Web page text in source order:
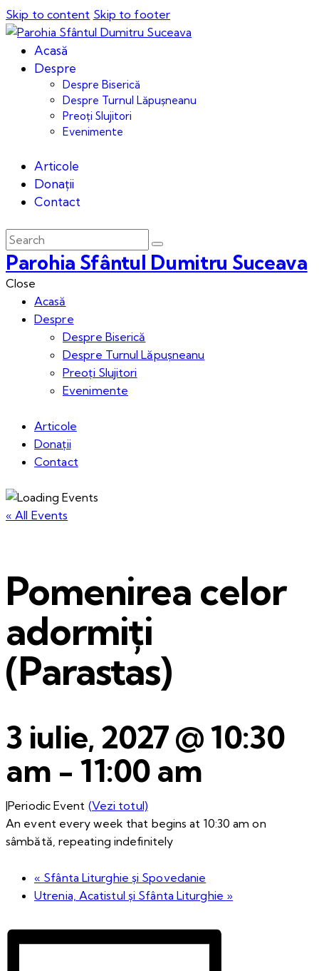
Skip to content Skip to footer
Acasă
Despre
Despre Biserică
Despre Turnul Lăpușneanu
Preoți Slujitori
Evenimente
Articole
Donații
Contact
Parohia Sfântul Dumitru Suceava
Close
Acasă
Despre
Despre Biserică
Despre Turnul Lăpușneanu
Preoți Slujitori
Evenimente
Articole
Donații
Contact
« All Events
Pomenirea celor
adormiți
(Parastas)
3 iulie, 2027 @ 10:30
am - 11:00 am
|Periodic Event (Vezi totul)
An event every week that begins at 10:30 am on
sâmbătă, repeating indefinitely
« Sfânta Liturghie și Spovedanie
Utrenia, Acatistul și Sfânta Liturghie »